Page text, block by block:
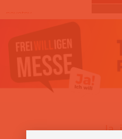
Ja,